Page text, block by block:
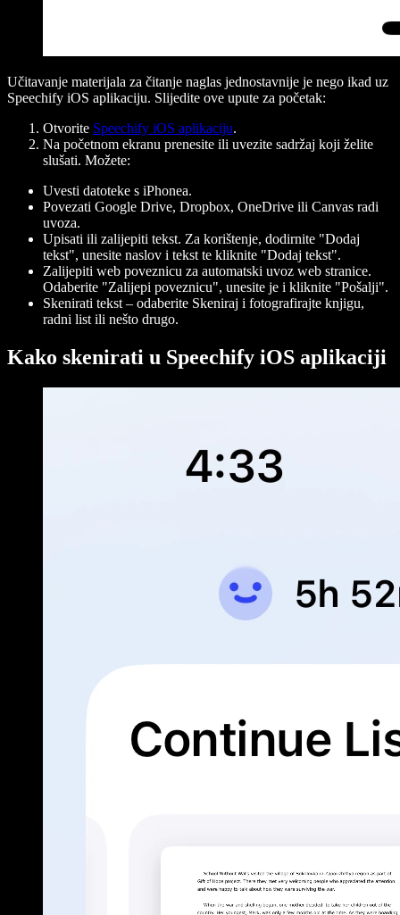
Učitavanje materijala za čitanje naglas jednostavnije je nego ikad uz
Speechify iOS aplikaciju. Slijedite ove upute za početak:
Otvorite Speechify iOS aplikaciju.
Na početnom ekranu prenesite ili uvezite sadržaj koji želite
slušati. Možete:
Uvesti datoteke s iPhonea.
Povezati Google Drive, Dropbox, OneDrive ili Canvas radi
uvoza.
Upisati ili zalijepiti tekst. Za korištenje, dodirnite "Dodaj
tekst", unesite naslov i tekst te kliknite "Dodaj tekst".
Zalijepiti web poveznicu za automatski uvoz web stranice.
Odaberite "Zalijepi poveznicu", unesite je i kliknite "Pošalji".
Skenirati tekst – odaberite Skeniraj i fotografirajte knjigu,
radni list ili nešto drugo.
Kako skenirati u Speechify iOS aplikaciji